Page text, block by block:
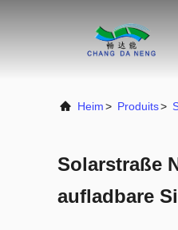
Heim> Produits>
Solarstraße
aufladbare